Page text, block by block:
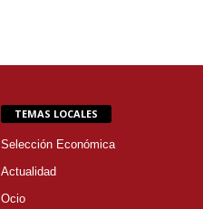
TEMAS LOCALES
Selección Económica
Actualidad
Ocio